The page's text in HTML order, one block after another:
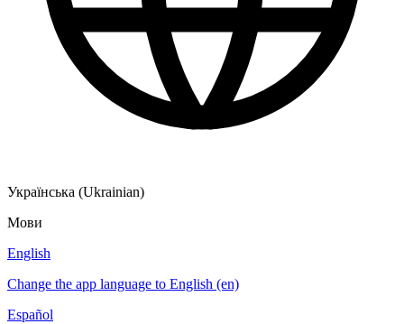
Українська (Ukrainian)
Мови
English
Change the app language to English (en)
Español